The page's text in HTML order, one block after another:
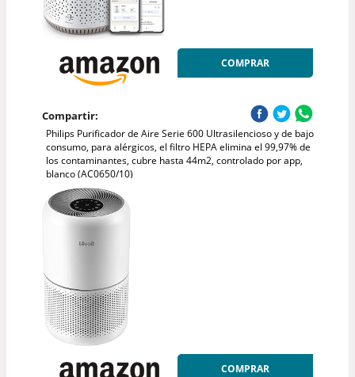
COMPRAR
Compartir:
Philips Purificador de Aire Serie 600 Ultrasilencioso y de bajo
consumo, para alérgicos, el filtro HEPA elimina el 99,97% de
los contaminantes, cubre hasta 44m2, controlado por app,
blanco (AC0650/10)
COMPRAR